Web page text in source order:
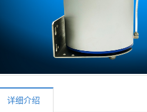
详细介绍